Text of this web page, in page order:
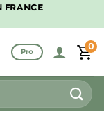
FRANCE
Pro
0